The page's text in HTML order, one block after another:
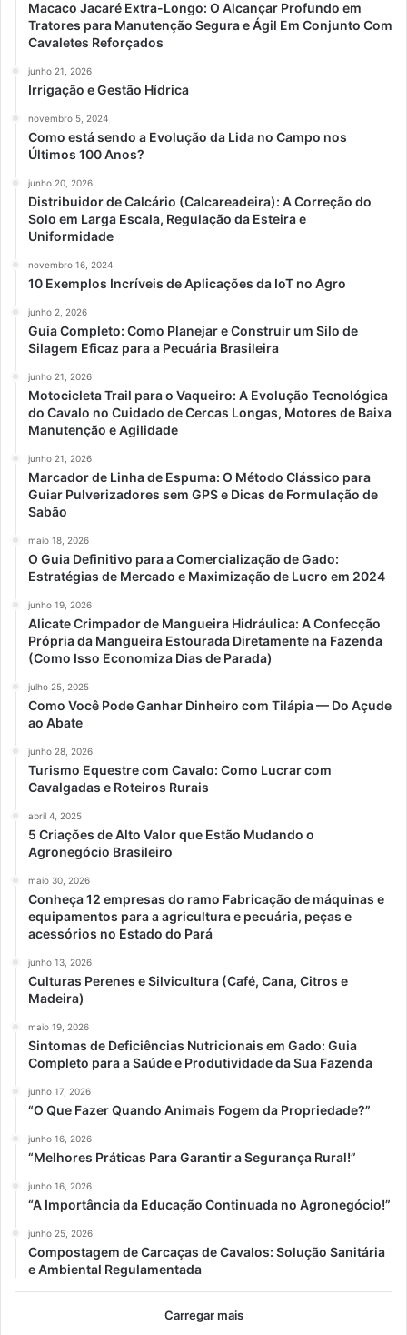
Macaco Jacaré Extra-Longo: O Alcançar Profundo em
Tratores para Manutenção Segura e Ágil Em Conjunto Com
Cavaletes Reforçados
junho 21, 2026
Irrigação e Gestão Hídrica
novembro 5, 2024
Como está sendo a Evolução da Lida no Campo nos
Últimos 100 Anos?
junho 20, 2026
Distribuidor de Calcário (Calcareadeira): A Correção do
Solo em Larga Escala, Regulação da Esteira e
Uniformidade
novembro 16, 2024
10 Exemplos Incríveis de Aplicações da IoT no Agro
junho 2, 2026
Guia Completo: Como Planejar e Construir um Silo de
Silagem Eficaz para a Pecuária Brasileira
junho 21, 2026
Motocicleta Trail para o Vaqueiro: A Evolução Tecnológica
do Cavalo no Cuidado de Cercas Longas, Motores de Baixa
Manutenção e Agilidade
junho 21, 2026
Marcador de Linha de Espuma: O Método Clássico para
Guiar Pulverizadores sem GPS e Dicas de Formulação de
Sabão
maio 18, 2026
O Guia Definitivo para a Comercialização de Gado:
Estratégias de Mercado e Maximização de Lucro em 2024
junho 19, 2026
Alicate Crimpador de Mangueira Hidráulica: A Confecção
Própria da Mangueira Estourada Diretamente na Fazenda
(Como Isso Economiza Dias de Parada)
julho 25, 2025
Como Você Pode Ganhar Dinheiro com Tilápia — Do Açude
ao Abate
junho 28, 2026
Turismo Equestre com Cavalo: Como Lucrar com
Cavalgadas e Roteiros Rurais
abril 4, 2025
5 Criações de Alto Valor que Estão Mudando o
Agronegócio Brasileiro
maio 30, 2026
Conheça 12 empresas do ramo Fabricação de máquinas e
equipamentos para a agricultura e pecuária, peças e
acessórios no Estado do Pará
junho 13, 2026
Culturas Perenes e Silvicultura (Café, Cana, Citros e
Madeira)
maio 19, 2026
Sintomas de Deficiências Nutricionais em Gado: Guia
Completo para a Saúde e Produtividade da Sua Fazenda
junho 17, 2026
“O Que Fazer Quando Animais Fogem da Propriedade?”
junho 16, 2026
“Melhores Práticas Para Garantir a Segurança Rural!”
junho 16, 2026
“A Importância da Educação Continuada no Agronegócio!”
junho 25, 2026
Compostagem de Carcaças de Cavalos: Solução Sanitária
e Ambiental Regulamentada
Carregar mais